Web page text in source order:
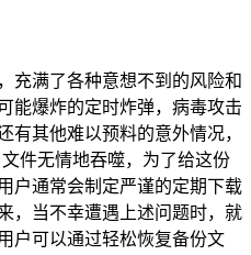
充满了各种意想不到的风险和
能爆炸的定时炸弹，病毒攻击
有其他难以预料的意外情况，
件无情地吞噬，为了给这份
户通常会制定严谨的定期下载
，当不幸遭遇上述问题时，就
户可以通过轻松恢复备份文